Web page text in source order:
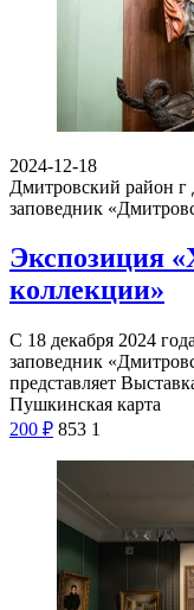
2024-12-18
Дмитровский район г
заповедник
Экспозиция
коллекции»
С 18 декабря 2024
заповедник
представляет
Пушкинская карта
200 ₽ 853 1